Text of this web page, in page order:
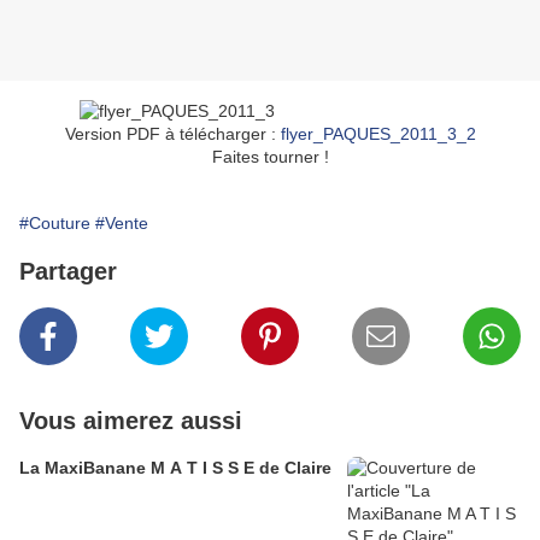
Version PDF à télécharger : flyer_PAQUES_2011_3_2
Faites tourner !
#Couture #Vente
Partager
Vous aimerez aussi
La MaxiBanane M A T I S S E de Claire